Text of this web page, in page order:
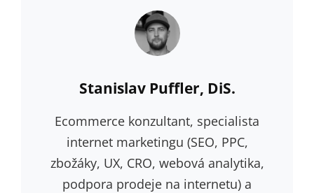
Author:
Stanislav Puffler, DiS.
Ecommerce konzultant, specialista
internet marketingu (SEO, PPC,
zbožáky, UX, CRO, webová analytika,
podpora prodeje na internetu) a